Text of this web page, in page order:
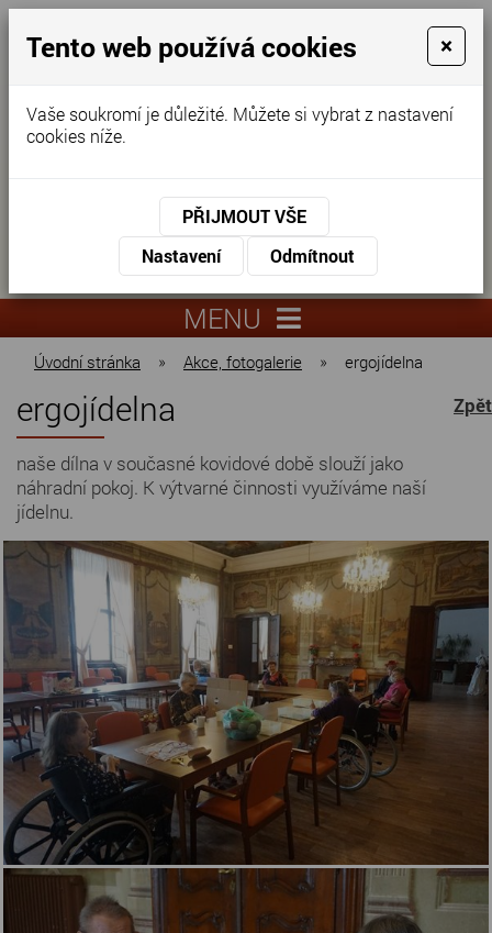
prohlídka
KONTAKTUJTE NÁS
KONTAKTUJTE NÁS
551
lysa.cz
MENU
Úvodní stránka » Akce, fotogalerie » ergojídelna
ergojídelna
naše dílna v současné kovidové době slouží jako
náhradní pokoj. K výtvarné činnosti využíváme naší
jídelnu.
Zpět
Tento web používá cookies ×
Vaše soukromí je důležité. Můžete si vybrat z nastavení
cookies níže.
PŘIJMOUT VŠE
Nastavení
Odmítnout